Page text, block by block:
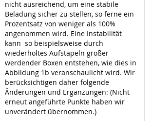
nicht ausreichend, um eine stabile
Beladung sicher zu stellen, so ferne ein
Prozentsatz von weniger als 100%
angenommen wird. Eine Instabilität
kann so beispielsweise durch
wiederholtes Aufstapeln größer
werdender Boxen entstehen, wie dies in
Abbildung 1b veranschaulicht wird. Wir
berücksichtigen daher folgende
Änderungen und Ergänzungen: (Nicht
erneut angeführte Punkte haben wir
unverändert übernommen.)